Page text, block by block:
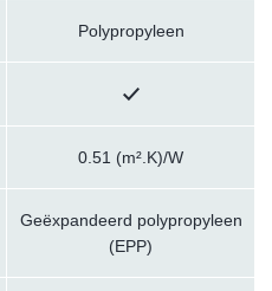
Polypropyleen
0.51 (m².K)/W
Geëxpandeerd polypropyleen
(EPP)